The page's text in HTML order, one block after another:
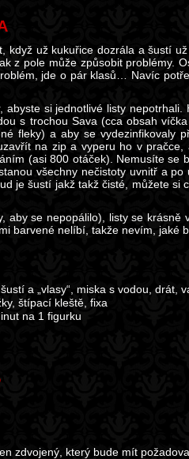
když už kukuřice dozrála a šustí
z pole může způsobit problémy.
jde o pár klasů… Navíc
si jednotlivé listy nepotrhali.
s trochou Sava (cca obsah
fleky) a aby se vydezinfikovaly
na zip a vyperu ho v pračce,
(asi 800 otáček). Nemusíte se
všechny nečistoty uvnitř a po
je šustí jakž takž čisté, můžete si
aby se nepopálilo), listy se krásně
barvené nelíbí, takže nevím, jaké
a „vlasy“, miska s vodou, drát,
štípací kleště, fixa
na 1 figurku
zdvojený, který bude mít